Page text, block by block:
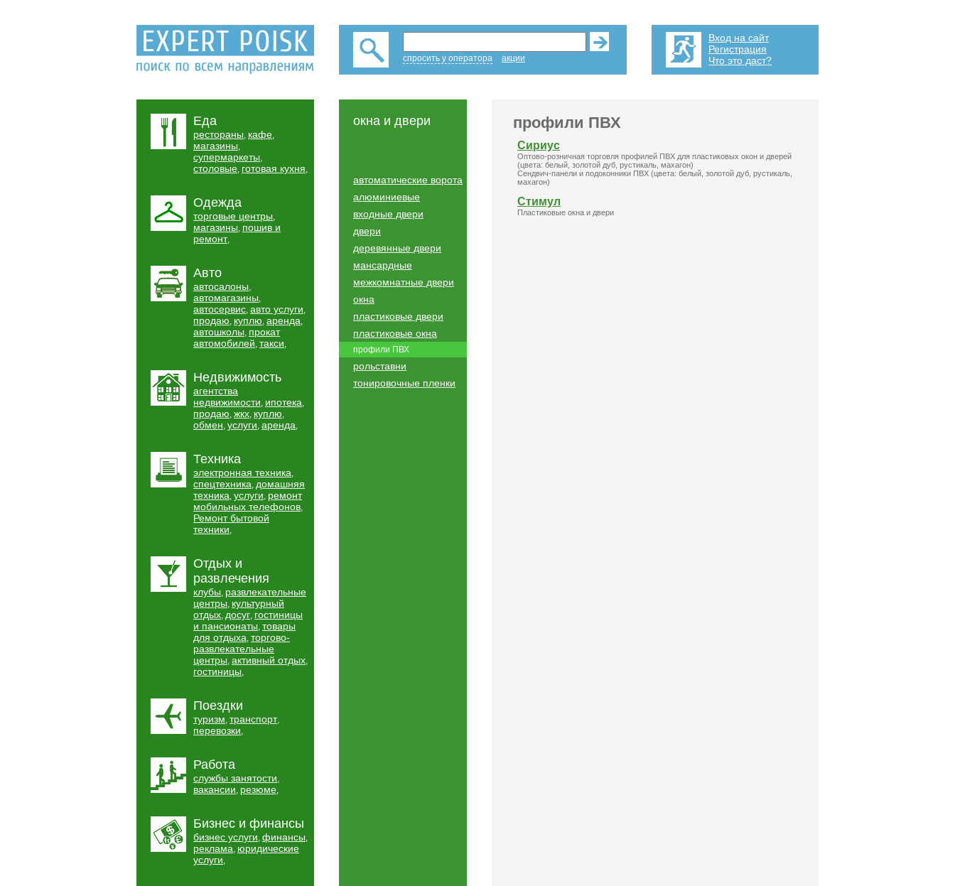
спросить у оператора акции
Вход на сайт
Регистрация
Что это даст?
Еда
рестораны, кафе,
магазины,
супермаркеты,
столовые, готовая кухня,
Одежда
торговые центры,
магазины, пошив и
ремонт,
Авто
автосалоны,
автомагазины,
автосервис, авто услуги,
продаю, куплю, аренда,
автошколы, прокат
автомобилей, такси,
Недвижимость
агентства
недвижимости, ипотека,
продаю, жкх, куплю,
обмен, услуги, аренда,
Техника
электронная техника,
спецтехника, домашняя
техника, услуги, ремонт
мобильных телефонов,
Ремонт бытовой
техники,
Отдых и
развлечения
клубы, развлекательные
центры, культурный
отдых, досуг, гостиницы
и пансионаты, товары
для отдыха, торгово-
развлекательные
центры, активный отдых,
гостиницы,
Поездки
туризм, транспорт,
перевозки,
Работа
службы занятости,
вакансии, резюме,
Бизнес и финансы
бизнес услуги, финансы,
реклама, юридические
услуги,
окна и двери
автоматические ворота
алюминиевые
входные двери
двери
деревянные двери
мансардные
межкомнатные двери
окна
пластиковые двери
пластиковые окна
профили ПВХ
рольставни
тонировочные пленки
профили ПВХ
Сириус
Оптово-розничная торговля профилей ПВХ для пластиковых окон и дверей
(цвета: белый, золотой дуб, рустикаль, махагон)
Сендвич-панели и подоконники ПВХ (цвета: белый, золотой дуб, рустикаль,
махагон)
Стимул
Пластиковые окна и двери